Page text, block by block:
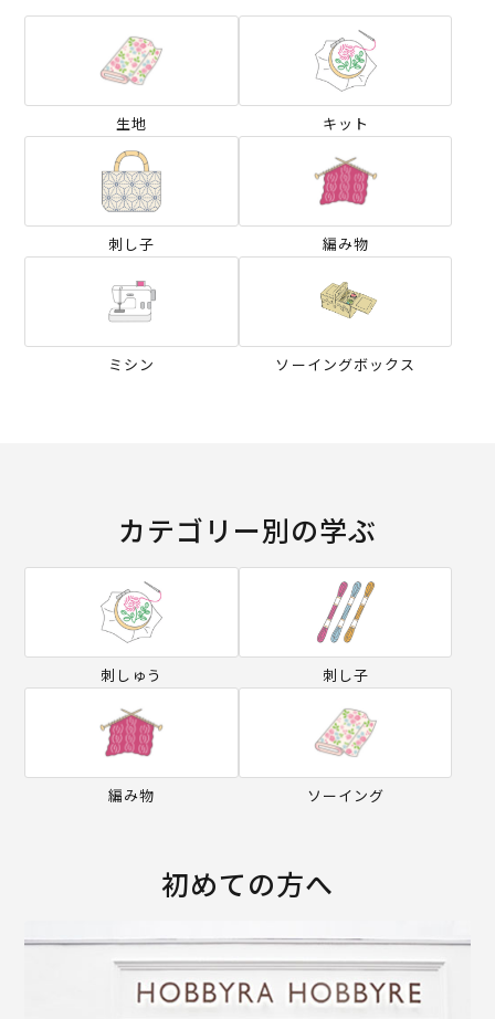
生地 キット
刺し子 編み物
ミシン ソーイングボックス
カテゴリー別の学ぶ
刺しゅう 刺し子
編み物 ソーイング
初めての方へ